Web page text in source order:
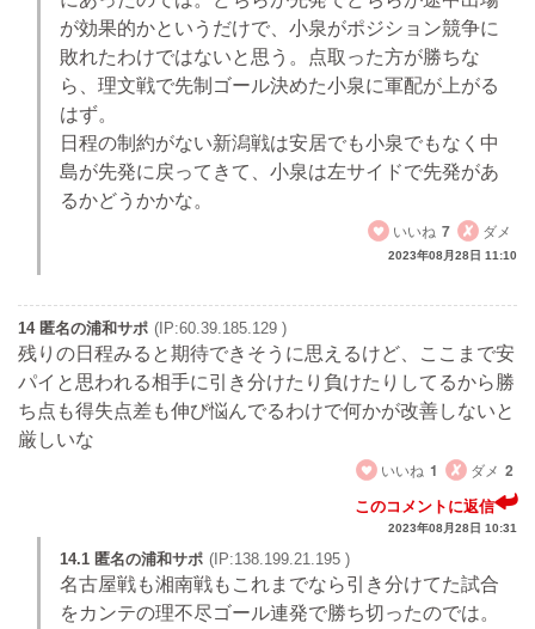
が効果的かというだけで、小泉がポジション競争に
敗れたわけではないと思う。点取った方が勝ちな
ら、理文戦で先制ゴール決めた小泉に軍配が上がる
はず。
日程の制約がない新潟戦は安居でも小泉でもなく中
島が先発に戻ってきて、小泉は左サイドで先発があ
るかどうかかな。
いいね 7 ダメ
2023年08月28日 11:10
14 匿名の浦和サポ (IP:60.39.185.129 )
残りの日程みると期待できそうに思えるけど、ここまで安
パイと思われる相手に引き分けたり負けたりしてるから勝
ち点も得失点差も伸び悩んでるわけで何かが改善しないと
厳しいな
いいね 1 ダメ 2
このコメントに返信
2023年08月28日 10:31
14.1 匿名の浦和サポ (IP:138.199.21.195 )
名古屋戦も湘南戦もこれまでなら引き分けてた試合
をカンテの理不尽ゴール連発で勝ち切ったのでは。